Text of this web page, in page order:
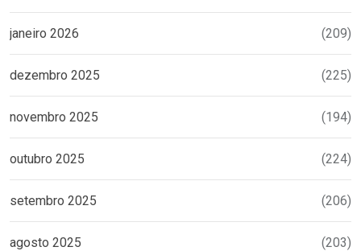
janeiro 2026 (209)
dezembro 2025 (225)
novembro 2025 (194)
outubro 2025 (224)
setembro 2025 (206)
agosto 2025 (203)